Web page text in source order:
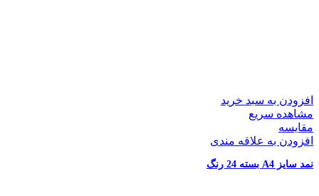
افزودن به سبد خرید
مشاهده سریع
مقایسه
افزودن به علاقه مندی
نمد سایز A4 بسته 24 رنگ